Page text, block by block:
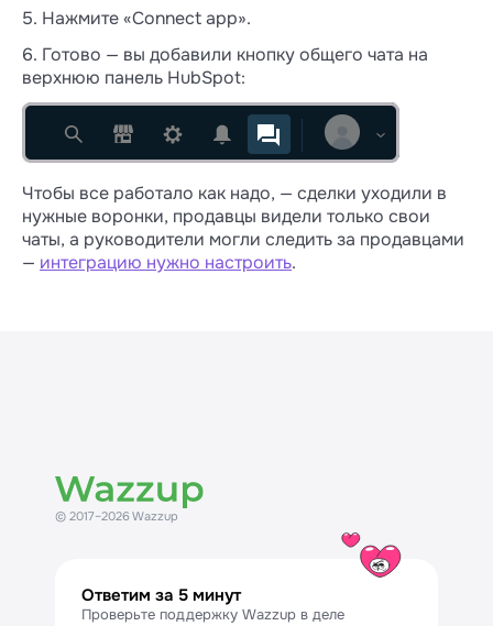
5. Нажмите «Connect app».
6. Готово — вы добавили кнопку общего чата на
верхнюю панель HubSpot:
Чтобы все работало как надо, — сделки уходили в
нужные воронки, продавцы видели только свои
чаты, а руководители могли следить за продавцами
— интеграцию нужно настроить.
© 2017–2026 Wazzup
Ответим за 5 минут
Проверьте поддержку Wazzup в деле